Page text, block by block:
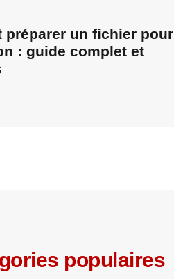
préparer un fichier pour
: guide complet et
populaires